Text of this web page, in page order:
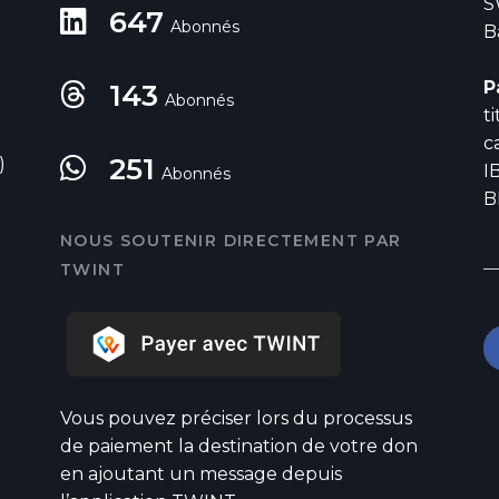
647 Abonnés
143 Abonnés
251 Abonnés
NOUS SOUTENIR DIRECTEMENT PAR
TWINT
Vous pouvez préciser lors du processus
de paiement la destination de votre don
en ajoutant un message depuis